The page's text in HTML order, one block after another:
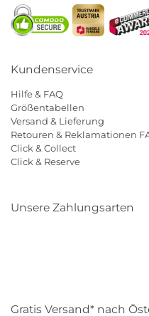
Kundenservice
Hilfe & FAQ
Größentabellen
Versand & Lieferung
Retouren & Reklamationen
Click & Collect
Click & Reserve
Unsere Zahlungsarten
Gratis Versand* nach